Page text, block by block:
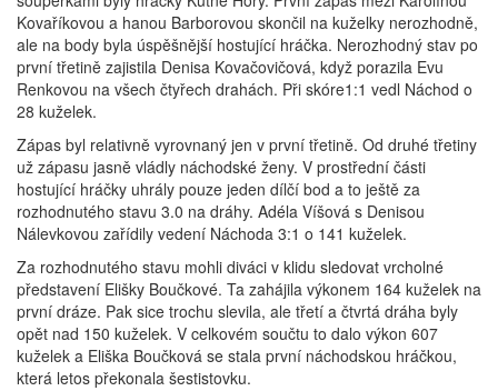
Kovaříkovou a hanou Barborovou skončil na kuželky nerozhodně,
ale na body byla úspěšnější hostující hráčka. Nerozhodný stav po
první třetině zajistila Denisa Kovačovičová, když porazila Evu
Renkovou na všech čtyřech drahách. Při skóre1:1 vedl Náchod o
28 kuželek.
Zápas byl relativně vyrovnaný jen v první třetině. Od druhé třetiny
už zápasu jasně vládly náchodské ženy. V prostřední části
hostující hráčky uhrály pouze jeden dílčí bod a to ještě za
rozhodnutého stavu 3.0 na dráhy. Adéla Víšová s Denisou
Nálevkovou zařídily vedení Náchoda 3:1 o 141 kuželek.
Za rozhodnutého stavu mohli diváci v klidu sledovat vrcholné
představení Elišky Boučkové. Ta zahájila výkonem 164 kuželek na
první dráze. Pak sice trochu slevila, ale třetí a čtvrtá dráha byly
opět nad 150 kuželek. V celkovém součtu to dalo výkon 607
kuželek a Eliška Boučková se stala první náchodskou hráčkou,
která letos překonala šestistovku.